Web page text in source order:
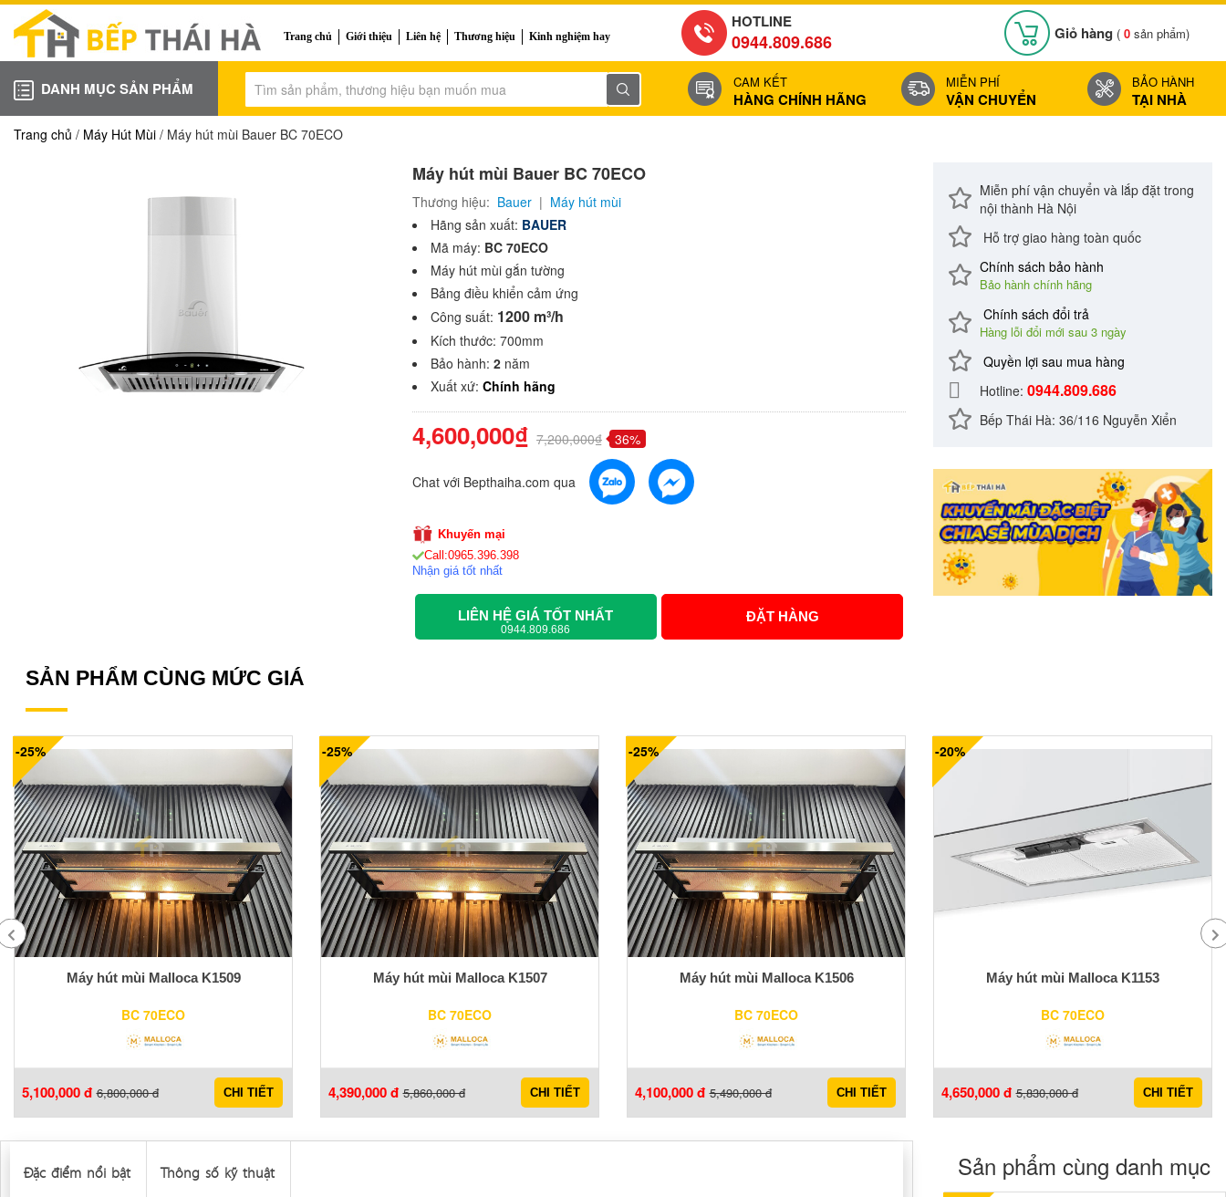
Trang chủ Giới thiệu Liên hệ Thương hiệu Kinh nghiệm hay
HOTLINE
0944.809.686 Giỏ hàng ( 0 sản phẩm)
DANH MỤC SẢN PHẨM CAM KẾT
HÀNG CHÍNH HÃNG
MIỄN PHÍ
VẬN CHUYỂN
BẢO HÀNH
TẠI NHÀ
Trang chủ / Máy Hút Mùi / Máy hút mùi Bauer BC 70ECO
Máy hút mùi Bauer BC 70ECO
Thương hiệu: Bauer | Máy hút mùi
Hãng sản xuất: BAUER
Mã máy: BC 70ECO
Máy hút mùi gắn tường
Bảng điều khiển cảm ứng
Công suất: 1200 m³/h
Kích thước: 700mm
Bảo hành: 2 năm
Xuất xứ: Chính hãng
4,600,000₫ 7,200,000₫ 36%
Chat với Bepthaiha.com qua
Khuyến mại
Call:0965.396.398
Nhận giá tốt nhất
LIÊN HỆ GIÁ TỐT NHẤT
0944.809.686
ĐẶT HÀNG
Miễn phí vận chuyển và lắp đặt trong
nội thành Hà Nội
Hỗ trợ giao hàng toàn quốc
Chính sách bảo hành
Bảo hành chính hãng
Chính sách đổi trả
Hàng lỗi đổi mới sau 3 ngày
Quyền lợi sau mua hàng
Hotline: 0944.809.686
Bếp Thái Hà: 36/116 Nguyễn Xiển
SẢN PHẨM CÙNG MỨC GIÁ
-25%
Máy hút mùi Malloca K1509
BC 70ECO
5,100,000 đ 6,800,000 đ CHI TIẾT
-25%
Máy hút mùi Malloca K1507
BC 70ECO
4,390,000 đ 5,860,000 đ CHI TIẾT
-25%
Máy hút mùi Malloca K1506
BC 70ECO
4,100,000 đ 5,490,000 đ CHI TIẾT
-20%
Máy hút mùi Malloca K1153
BC 70ECO
4,650,000 đ 5,830,000 đ CHI TIẾT
Đặc điểm nổi bật Thông số kỹ thuật Sản phẩm cùng danh mục